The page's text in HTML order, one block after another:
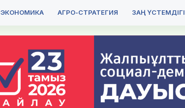
ЭКОНОМИКА АГРО-СТРАТЕГИЯ ЗАҢ ҮСТЕМДІГІ